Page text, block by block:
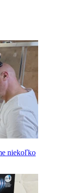
niekoľko